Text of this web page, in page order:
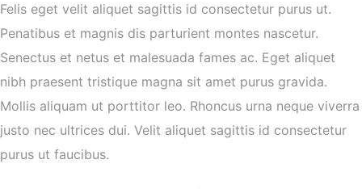
Felis eget velit aliquet sagittis id consectetur purus ut.
Penatibus et magnis dis parturient montes nascetur.
Senectus et netus et malesuada fames ac. Eget aliquet
nibh praesent tristique magna sit amet purus gravida.
Mollis aliquam ut porttitor leo. Rhoncus urna neque viverra
justo nec ultrices dui. Velit aliquet sagittis id consectetur
purus ut faucibus.